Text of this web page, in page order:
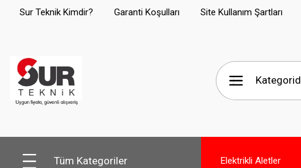
Sur Teknik Kimdir? Garanti Koşulları Site Kullanım Şartları
Tüm Kategoriler Elektrikli Aletler